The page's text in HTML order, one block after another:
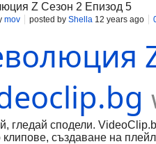
Z Сезон 2 Епизод 5
mov posted by Shella 12 years ago
гледай сподели.
клипове, създаване на